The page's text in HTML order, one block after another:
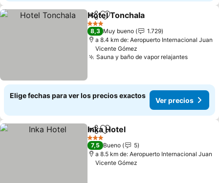
CompartirAgregar a favoritos
Hotel Tonchala
3 Estrellas
8,3 Muy bueno
1.729
a 8.4 km de: Aeropuerto Internacional Juan
Vicente Gómez
Sauna y baño de vapor relajantesVer
Elige fechas para ver los precios exactos
Ver precios
CompartirAgregar a favoritos
Inka Hotel
3 Estrellas
7,5 Bueno
5
a 8.5 km de: Aeropuerto Internacional Juan
Vicente Gómez